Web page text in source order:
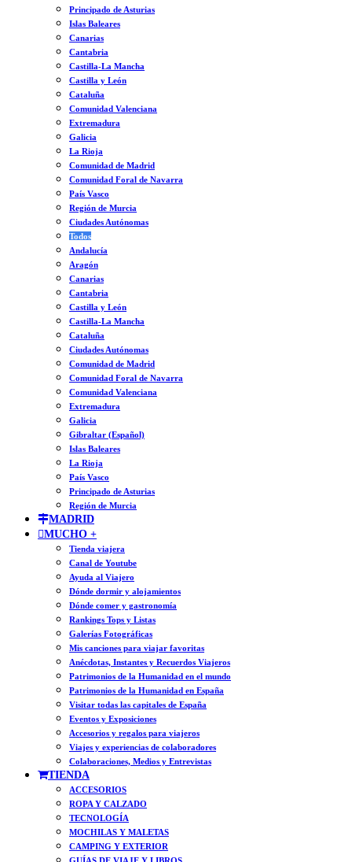
Principado de Asturias
Islas Baleares
Canarias
Cantabria
Castilla-La Mancha
Castilla y León
Cataluña
Comunidad Valenciana
Extremadura
Galicia
La Rioja
Comunidad de Madrid
Comunidad Foral de Navarra
País Vasco
Región de Murcia
Ciudades Autónomas
Todos
Andalucía
Aragón
Canarias
Cantabria
Castilla y León
Castilla-La Mancha
Cataluña
Ciudades Autónomas
Comunidad de Madrid
Comunidad Foral de Navarra
Comunidad Valenciana
Extremadura
Galicia
Gibraltar (Español)
Islas Baleares
La Rioja
País Vasco
Principado de Asturias
Región de Murcia
MADRID
MUCHO +
Tienda viajera
Canal de Youtube
Ayuda al Viajero
Dónde dormir y alojamientos
Dónde comer y gastronomía
Rankings Tops y Listas
Galerías Fotográficas
Mis canciones para viajar favoritas
Anécdotas, Instantes y Recuerdos Viajeros
Patrimonios de la Humanidad en el mundo
Patrimonios de la Humanidad en España
Visitar todas las capitales de España
Eventos y Exposiciones
Accesorios y regalos para viajeros
Viajes y experiencias de colaboradores
Colaboraciones, Medios y Entrevistas
TIENDA
ACCESORIOS
ROPA Y CALZADO
TECNOLOGÍA
MOCHILAS Y MALETAS
CAMPING Y EXTERIOR